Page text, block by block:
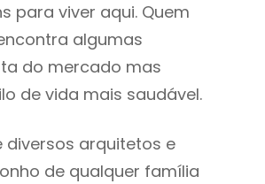
para viver aqui. Quem
algumas
do mercado mas
de vida mais saudável.
diversos arquitetos e
de qualquer família